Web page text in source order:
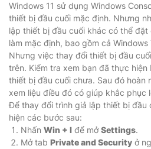
Windows 11 sử dụng Windows
thiết bị đầu cuối mặc định. Nhưng
lập thiết bị đầu cuối khác có thể
làm mặc định, bao gồm cả Windows
Nhưng việc thay đổi thiết bị đầu
trên. Kiểm tra xem bạn đã thực
thiết bị đầu cuối chưa. Sau đó hoàn
xem liệu điều đó có giúp khắc phục
Để thay đổi trình giả lập thiết bị đầu
hiện các bước sau:
Nhấn Win + I để mởSettings.
Mở tab Private and Security ở